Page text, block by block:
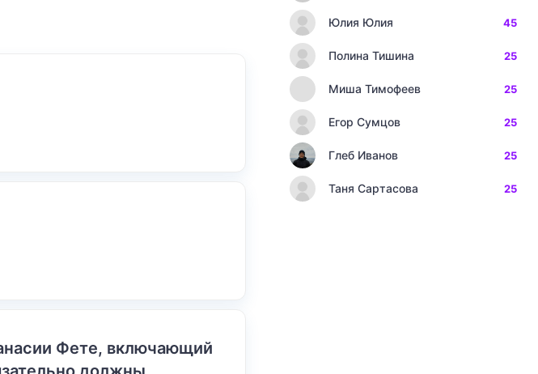
Фете, включающий
Юлия Юлия 45
Полина Тишина 25
Миша Тимофеев 25
Егор Сумцов 25
Глеб Иванов 25
Таня Сартасова 25